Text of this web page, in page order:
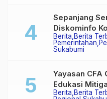
Berita Berita
Pemerintahan
Sukabumi
Sepanjang
Diskominfo
Hoaks
Berita Berita
Yayasan CFA
Edukasi
Usia Dini